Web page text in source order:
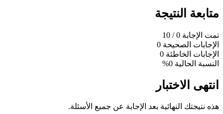
متابعة النتيجة
تمت الإجابة 0
/ 10
الإجابات الصحيحة 0
الإجابات الخاطئة 0
النسبة الحالية 0%
انتهى الاختبار
هذه نتيجتك النهائية بعد الإجابة عن جميع الأسئلة.